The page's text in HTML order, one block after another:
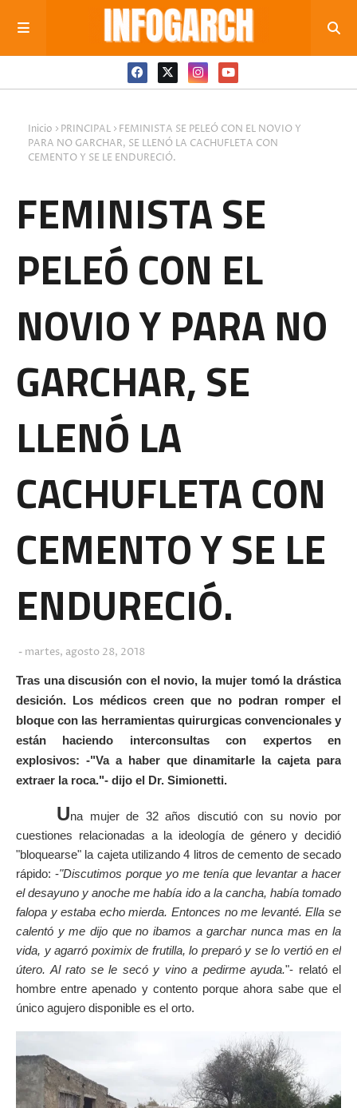
Inicio PRINCIPAL
FEMINISTA SE PELEÓ CON EL NOVIO Y
PARA NO GARCHAR, SE LLENÓ LA CACHUFLETA CON
CEMENTO Y SE LE ENDURECIÓ.
FEMINISTA SE
PELEÓ CON EL
NOVIO Y PARA NO
GARCHAR, SE
LLENÓ LA
CACHUFLETA CON
CEMENTO Y SE LE
ENDURECIÓ.
martes, agosto 28, 2018
Tras una discusión con el novio, la mujer tomó la drástica
desición. Los médicos creen que no podran romper el
bloque con las herramientas quirurgicas convencionales y
están haciendo interconsultas con expertos en
explosivos: -"Va a haber que dinamitarle la cajeta para
extraer la roca."- dijo el Dr. Simionetti.
Una mujer de 32 años discutió con su novio por
cuestiones relacionadas a la ideología de género y decidió
"bloquearse" la cajeta utilizando 4 litros de cemento de secado
rápido: -"Discutimos porque yo me tenía que levantar a hacer
el desayuno y anoche me había ido a la cancha, había tomado
falopa y estaba echo mierda. Entonces no me levanté. Ella se
calentó y me dijo que no ibamos a garchar nunca mas en la
vida, y agarró poximix de frutilla, lo preparó y se lo vertió en el
útero. Al rato se le secó y vino a pedirme ayuda."- relató el
hombre entre apenado y contento porque ahora sabe que el
único agujero disponible es el orto.